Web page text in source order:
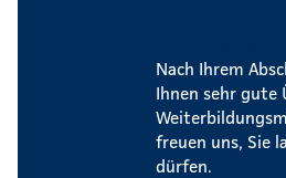
Nach Ihrem
Ihnen sehr gute
freuen uns, Sie
dürfen.